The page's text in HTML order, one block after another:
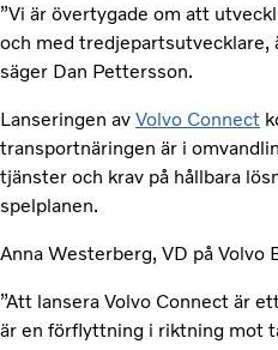
”Vi är övertygade om att
och med tredjepartsutvecklare,
säger Dan Pettersson.
Lanseringen av Volvo Connect
transportnäringen är i
tjänster och krav på hållbara
spelplanen.
Anna Westerberg, VD på Volvo
”Att lansera Volvo Connect är
är en förflyttning i riktning mot